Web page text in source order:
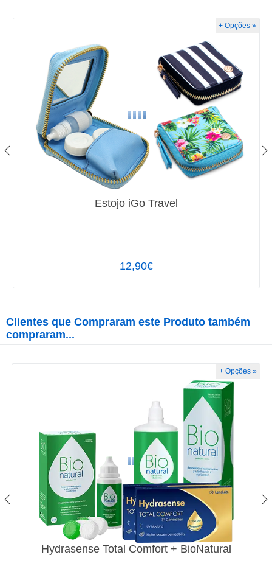
Estojo iGo Travel
12,90€
+ Opções »
Clientes que Compraram este Produto também
compraram...
Hydrasense Total Comfort + BioNatural
+ Opções »